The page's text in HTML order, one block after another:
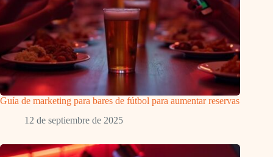
Guía de marketing para bares de fútbol para aumentar reservas
12 de septiembre de 2025